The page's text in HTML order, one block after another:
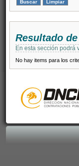
Resultado
En esta sección podrá
No hay items para los